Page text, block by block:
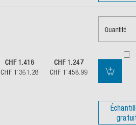
CHF 1.418
CHF 1'361.28
CHF 1.247
CHF 1'458.99
Quantité